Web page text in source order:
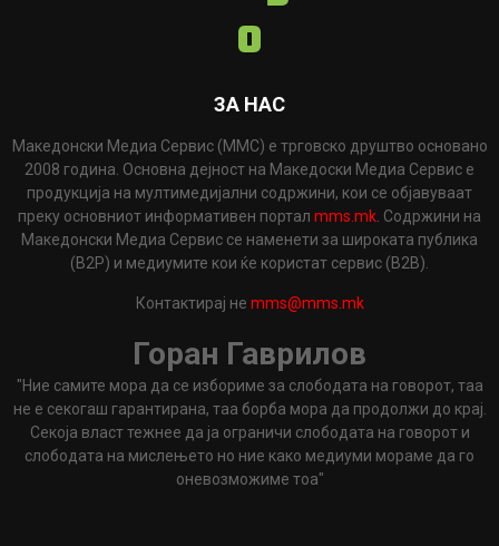
ЗА НАС
Македонски Медиа Сервис (ММС) е трговско друштво основано
2008 година. Основна дејност на Македоски Медиа Сервис е
продукција на мултимедијални содржини, кои се објавуваат
преку основниот информативен портал mms.mk . Содржини на
Македонски Медиа Сервис се наменети за широката публика
(B2P) и медиумите кои ќе користат сервис (B2B).
Контактирај не mms@mms.mk
Горан Гаврилов
"Ние самите мора да се избориме за слободата на говорот, таа
не е секогаш гарантирана, таа борба мора да продолжи до крај.
Секоја власт тежнее да ја ограничи слободата на говорот и
слободата на мислењето но ние како медиуми мораме да го
оневозможиме тоа"